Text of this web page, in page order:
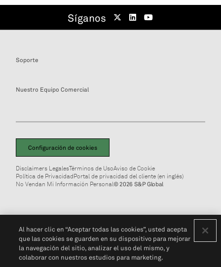
Síganos
Soporte
Nuestro Equipo Comercial
Configuración de cookies
Disclaimers LegalesTérminos de UsoAviso de Cookie
Política de PrivacidadPortal de privacidad del cliente (en inglés)
No Vendan Mi Información Personal© 2026 S&P Global
Al hacer clic en “Aceptar todas las cookies”, usted acepta
que las cookies se guarden en su dispositivo para mejorar
la navegación del sitio, analizar el uso del mismo, y
colaborar con nuestros estudios para marketing.